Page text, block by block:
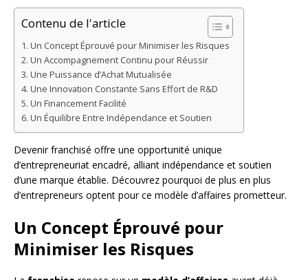
Contenu de l'article
Un Concept Éprouvé pour Minimiser les Risques
Un Accompagnement Continu pour Réussir
Une Puissance d’Achat Mutualisée
Une Innovation Constante Sans Effort de R&D
Un Financement Facilité
Un Équilibre Entre Indépendance et Soutien
Devenir franchisé offre une opportunité unique
d’entrepreneuriat encadré, alliant indépendance et soutien
d’une marque établie. Découvrez pourquoi de plus en plus
d’entrepreneurs optent pour ce modèle d’affaires prometteur.
Un Concept Éprouvé pour
Minimiser les Risques